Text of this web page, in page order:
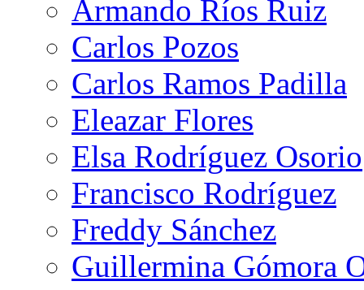
Armando Ríos Ruiz
Carlos Pozos
Carlos Ramos Padilla
Eleazar Flores
Elsa Rodríguez Osorio
Francisco Rodríguez
Freddy Sánchez
Guillermina Gómora